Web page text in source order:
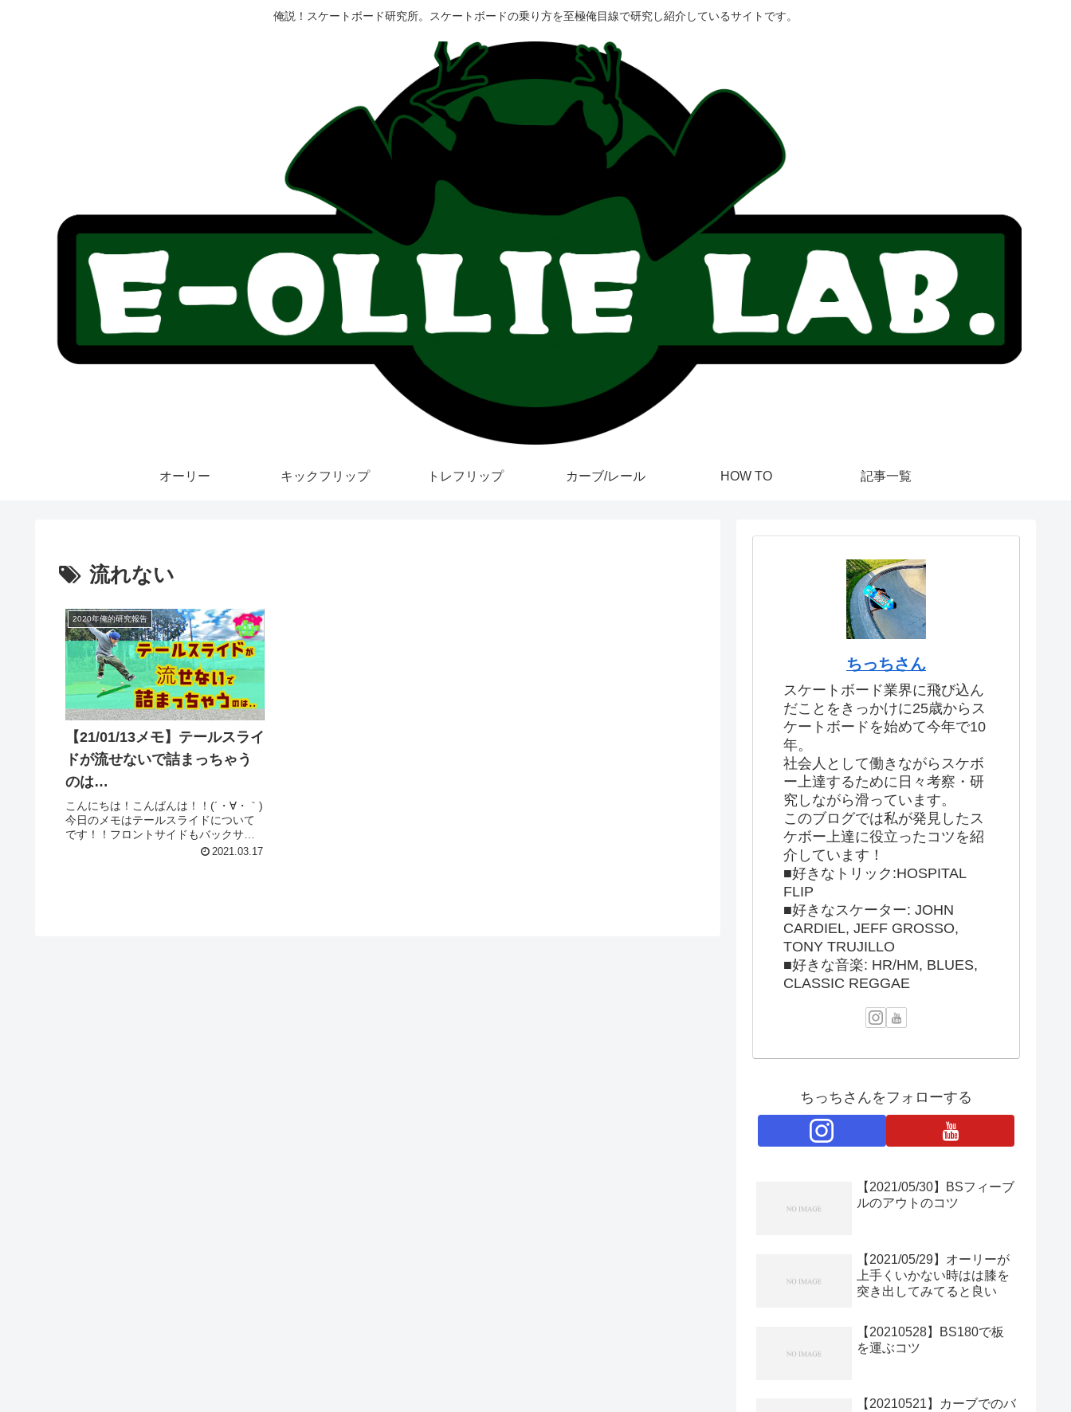
俺説！スケートボード研究所。スケートボードの乗り方を至極俺目線で研究し紹介しているサイトです。
オーリー キックフリップ トレフリップ カーブ/レール HOW TO 記事一覧
流れない
2020年俺的研究報告
【21/01/13メモ】テールスライ
ドが流せないで詰まっちゃう
のは…
こんにちは！こんばんは！！(´・∀・｀)
今日のメモはテールスライドについて
です！！フロントサイドもバックサイ
ドも、テールスライドはどっちも難し
2021.03.17
ちっちさん
スケートボード業界に飛び込ん
だことをきっかけに25歳からス
ケートボードを始めて今年で10
年。
社会人として働きながらスケボ
ー上達するために日々考察・研
究しながら滑っています。
このブログでは私が発見したス
ケボー上達に役立ったコツを紹
介しています！
■好きなトリック:HOSPITAL
FLIP
■好きなスケーター: JOHN
CARDIEL, JEFF GROSSO,
TONY TRUJILLO
■好きな音楽: HR/HM, BLUES,
CLASSIC REGGAE
ちっちさんをフォローする
【2021/05/30】BSフィーブ
ルのアウトのコツ
【2021/05/29】オーリーが
上手くいかない時はは膝を
突き出してみてると良い
【20210528】BS180で板
を運ぶコツ
【20210521】カーブでのバ